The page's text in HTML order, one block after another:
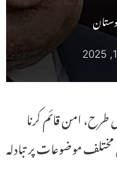
امن قائم کرنا
موضوعات پر تبادلہ